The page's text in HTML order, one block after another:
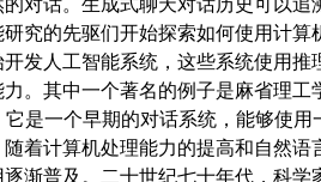
究的先驱们开始探索如何使用计算
发人工智能系统，这些系统使用推
。其中一个著名的例子是麻省理工
是一个早期的对话系统，能够使
着计算机处理能力的提高和自然语
渐普及。二十世纪七十年代，科学